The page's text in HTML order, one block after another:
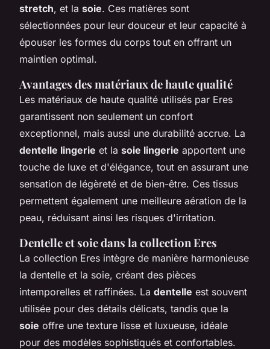
stretch, et la soie. Ces matières sont
sélectionnées pour leur douceur et leur capacité à
épouser les formes du corps tout en offrant un
maintien optimal.
Avantages des matériaux de haute qualité
Les matériaux de haute qualité utilisés par Eres
garantissent non seulement un confort
exceptionnel, mais aussi une durabilité accrue. La
dentelle lingerie et la soie lingerie apportent une
touche de luxe et d'élégance, tout en assurant une
sensation de légèreté et de bien-être. Ces tissus
permettent également une meilleure aération de la
peau, réduisant ainsi les risques d'irritation.
Dentelle et soie dans la collection Eres
La collection Eres intègre de manière harmonieuse
la dentelle et la soie, créant des pièces
intemporelles et raffinées. La dentelle est souvent
utilisée pour des détails délicats, tandis que la
soie offre une texture lisse et luxueuse, idéale
pour des modèles sophistiqués et confortables.